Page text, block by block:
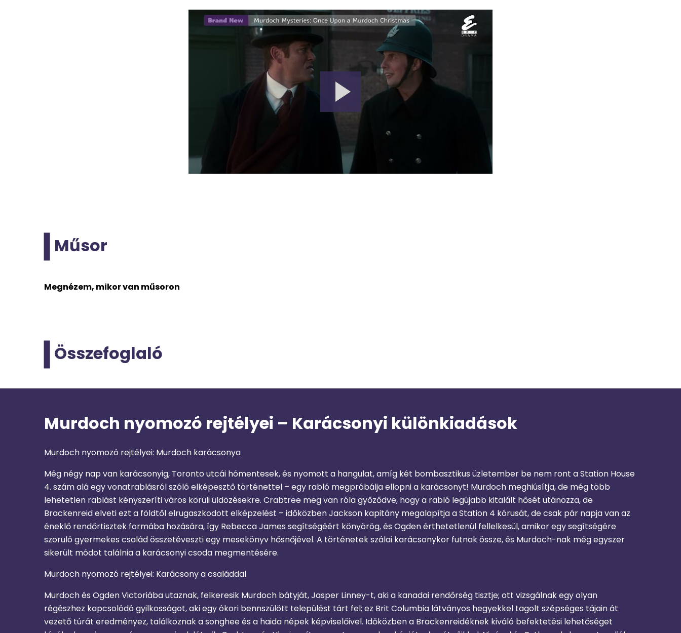
Műsor
Megnézem, mikor van műsoron
Összefoglaló
Murdoch nyomozó rejtélyei – Karácsonyi különkiadások
Murdoch nyomozó rejtélyei: Murdoch karácsonya
Még négy nap van karácsonyig, Toronto utcái hómentesek, és nyomott a hangulat, amíg két bombasztikus üzletember be nem ront a Station House
4. szám alá egy vonatrablásról szóló elképesztő történettel – egy rabló megpróbálja ellopni a karácsonyt! Murdoch meghiúsítja, de még több
lehetetlen rablást kényszeríti város körüli üldözésekre. Crabtree meg van róla győződve, hogy a rabló legújabb kitalált hősét utánozza, de
Brackenreid elveti ezt a földtől elrugaszkodott elképzelést – időközben Jackson kapitány megalapítja a Station 4 kórusát, de csak pár napja van az
éneklő rendőrtisztek formába hozására, így Rebecca James segítségéért könyörög, és Ogden érthetetlenül fellelkesül, amikor egy segítségére
szoruló gyermekes család összetéveszti egy mesekönyv hősnőjével. A történetek szálai karácsonykor futnak össze, és Murdoch-nak még egyszer
sikerült módot találnia a karácsonyi csoda megmentésére.
Murdoch nyomozó rejtélyei: Karácsony a családdal
Murdoch és Ogden Victoriába utaznak, felkeresik Murdoch bátyját, Jasper Linney-t, aki a kanadai rendőrség tisztje; ott vizsgálnak egy olyan
régészhez kapcsolódó gyilkosságot, aki egy ókori bennszülött települést tárt fel; ez Brit Columbia látványos hegyekkel tagolt szépséges tájain át
vezető túrát eredményez, találkoznak a songhee és a haida népek képviselőivel. Időközben a Brackenreidéknek kiváló befektetési lehetőséget